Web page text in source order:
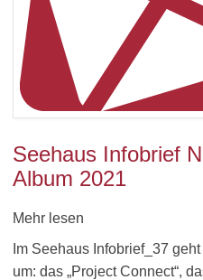
Seehaus Infobrief
Album 2021
Mehr lesen
Im Seehaus Infobrief_37
um: das „Project Connect“,